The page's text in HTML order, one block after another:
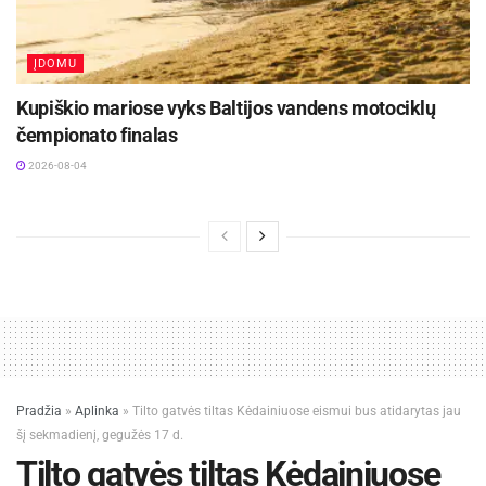
ĮDOMU
Kupiškio mariose vyks Baltijos vandens motociklų
čempionato finalas
2026-08-04
Pradžia » Aplinka » Tilto gatvės tiltas Kėdainiuose eismui bus atidarytas jau
šį sekmadienį, gegužės 17 d.
Tilto gatvės tiltas Kėdainiuose